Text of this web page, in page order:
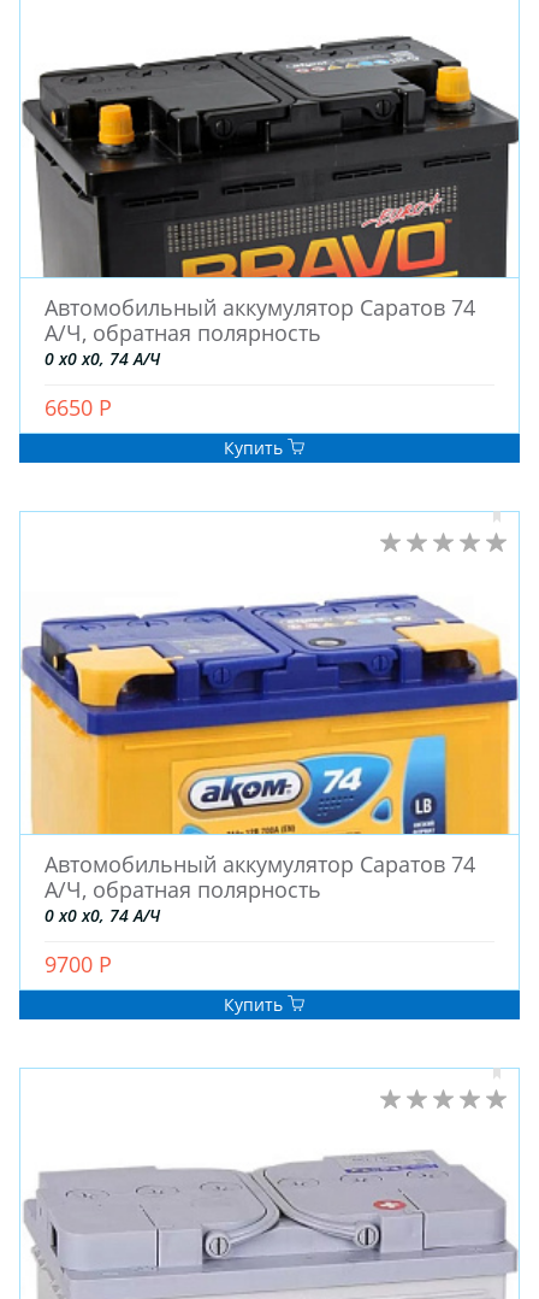
ДЛЯ ГРУЗОВЫХ АВТО
ДЛЯ ГРУЗОВЫХ АВТО
ДЛЯ ЛЕГКОВЫХ АВТО
ШИНЫ
ДИСКИ
АККУМУЛЯТОРЫ
Автомобильный аккумулятор Саратов 74
А/Ч, обратная полярность
0 x0 x0, 74 А/Ч
6650 Р
Купить
Автомобильный аккумулятор Саратов 74
А/Ч, обратная полярность
0 x0 x0, 74 А/Ч
9700 Р
Купить